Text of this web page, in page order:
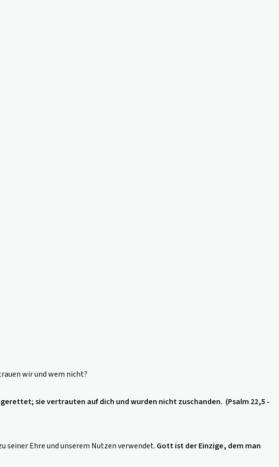
wir und wem nicht?
sie vertrauten auf dich und wurden nicht zuschanden. (Psalm 22,5 -
seiner Ehre und unserem Nutzen verwendet. Gott ist der Einzige, dem man